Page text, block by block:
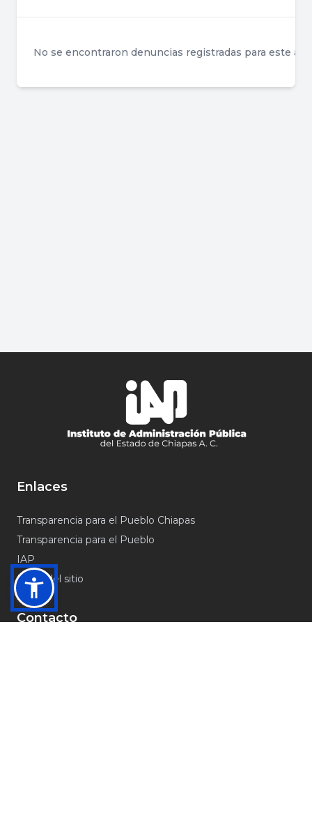
No se encontraron denuncias registradas para este
Enlaces
Transparencia para el Pueblo Chiapas
Transparencia para el Pueblo
IAP
Mapa del sitio
Contacto